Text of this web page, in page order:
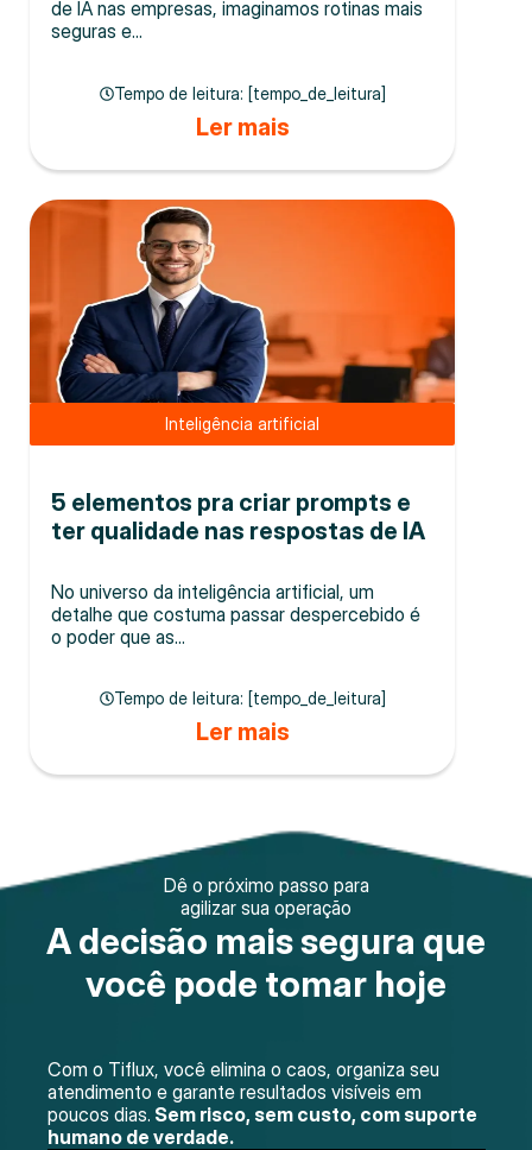
de IA nas empresas, imaginamos rotinas mais
seguras e...
Tempo de leitura: [tempo_de_leitura]
Ler mais
Inteligência artificial
5 elementos pra criar prompts e
ter qualidade nas respostas de IA
No universo da inteligência artificial, um
detalhe que costuma passar despercebido é
o poder que as...
Tempo de leitura: [tempo_de_leitura]
Ler mais
Dê o próximo passo para
agilizar sua operação
A decisão mais segura que
você pode tomar hoje
Com o Tiflux, você elimina o caos, organiza seu
atendimento e garante resultados visíveis em
poucos dias. Sem risco, sem custo, com suporte
humano de verdade.